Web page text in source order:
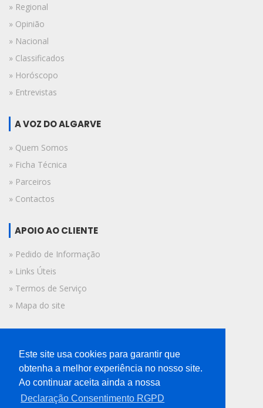
» Regional
» Opinião
» Nacional
» Classificados
» Horóscopo
» Entrevistas
A VOZ DO ALGARVE
» Quem Somos
» Ficha Técnica
» Parceiros
» Contactos
APOIO AO CLIENTE
» Pedido de Informação
» Links Úteis
» Termos de Serviço
» Mapa do site
© 2019 A Voz do Algarve.
Todos os direitos reservados.
Este site usa cookies para garantir que
obtenha a melhor experiência no nosso site.
Ao continuar aceita ainda a nossa
Declaração Consentimento RGPD